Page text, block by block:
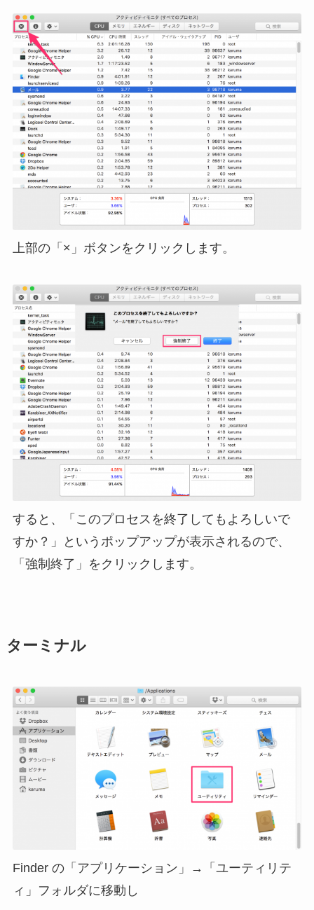
上部の「×」ボタンをクリックします。
すると、「このプロセスを終了してもよろしいで
すか？」というポップアップが表示されるので、
「強制終了」をクリックします。
ターミナル
Finder の「アプリケーション」→「ユーティリテ
ィ」フォルダに移動し